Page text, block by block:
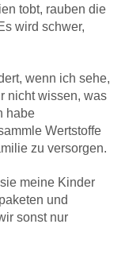
tobt, rauben die
wird schwer,
wenn ich sehe,
nicht wissen, was
habe
Wertstoffe
zu versorgen.
meine Kinder
und
sonst nur